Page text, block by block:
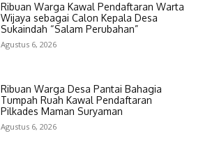
Ribuan Warga Kawal Pendaftaran Warta
Wijaya sebagai Calon Kepala Desa
Sukaindah “Salam Perubahan”
Agustus 6, 2026
Ribuan Warga Desa Pantai Bahagia
Tumpah Ruah Kawal Pendaftaran
Pilkades Maman Suryaman
Agustus 6, 2026